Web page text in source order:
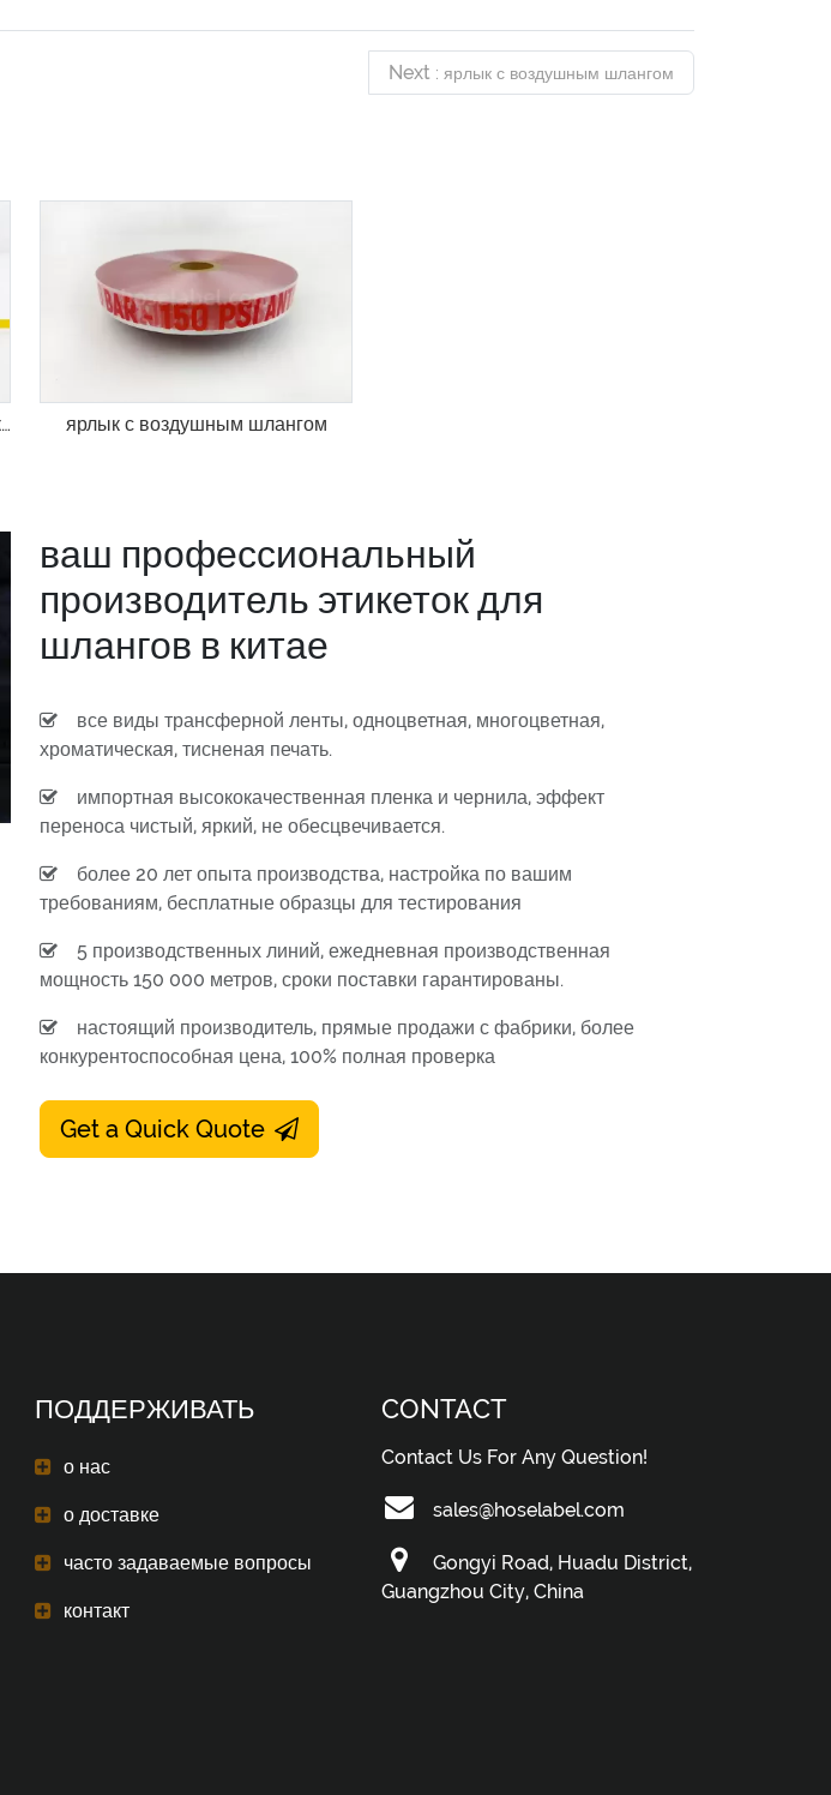
Next : ярлык с воздушным шлангом
отраслевая резиновая маркировка ярлык с воздушным шлангом
ваш профессиональный
производитель этикеток для
шлангов в китае
все виды трансферной ленты, одноцветная, многоцветная,
хроматическая, тисненая печать.
импортная высококачественная пленка и чернила, эффект
переноса чистый, яркий, не обесцвечивается.
более 20 лет опыта производства, настройка по вашим
требованиям, бесплатные образцы для тестирования
5 производственных линий, ежедневная производственная
мощность 150 000 метров, сроки поставки гарантированы.
настоящий производитель, прямые продажи с фабрики, более
конкурентоспособная цена, 100% полная проверка
Get a Quick Quote
ПОДДЕРЖИВАТЬ
о нас
о доставке
часто задаваемые вопросы
контакт
CONTACT
Contact Us For Any Question!
sales@hoselabel.com
Gongyi Road, Huadu District,
Guangzhou City, China